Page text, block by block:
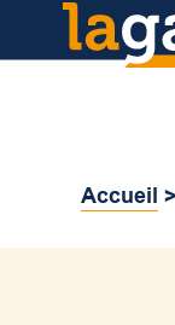
Accueil >